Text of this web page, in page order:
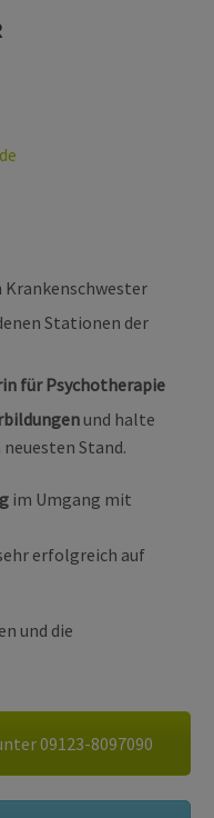
Stationen der
für Psychotherapie
und halte
Stand.
im Umgang mit
erfolgreich auf
und die
09123-8097090